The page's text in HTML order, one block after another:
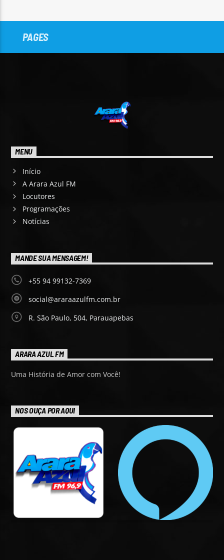
PAGES
MENU
Início
A Arara Azul FM
Locutores
Programações
Notícias
MANDE SUA MENSAGEM!
+55 94 99132-7369
social@araraazulfm.com.br
R. São Paulo, 504, Parauapebas
ARARA AZUL FM
Uma História de Amor com Você!
NOS OUÇA POR AQUI